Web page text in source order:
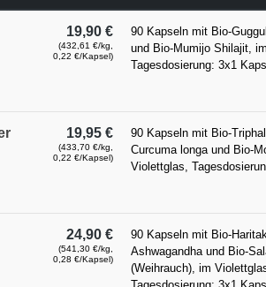
19,90 €
(432,61 €/kg,
0,22 €/Kapsel)
90 Kapseln mit Bio-
und Bio-Mumijo Shilajit,
Tagesdosierung: 3x1
19,95 €
(433,70 €/kg,
0,22 €/Kapsel)
90 Kapseln mit Bio-
Curcuma longa und Bio-
Violettglas,
24,90 €
(541,30 €/kg,
0,28 €/Kapsel)
90 Kapseln mit Bio-
Ashwagandha und Bio-
(Weihrauch), im